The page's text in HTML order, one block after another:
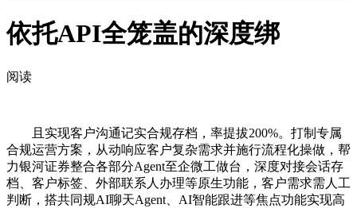
依托API全笼盖的深度绑
阅读
且实现客户沟通记实合规存档，率提拔200%。打制专属
合规运营方案，从动响应客户复杂需求并施行流程化操做，帮
力银河证券整合各部分Agent至企微工做台，深度对接会话存
档、客户标签、外部联系人办理等原生功能，客户需求需人工
判断，搭共同规AI聊天Agent、AI智能跟进等焦点功能实现高